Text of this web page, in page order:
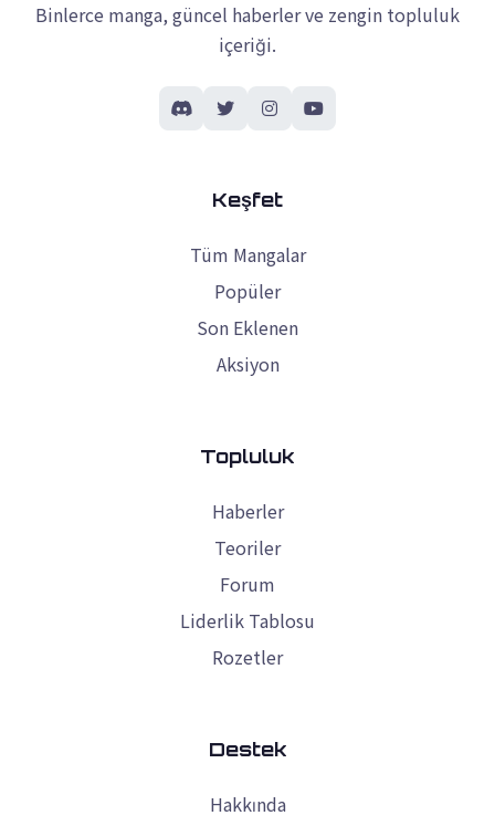
Binlerce manga, güncel haberler ve zengin topluluk
içeriği.
Keşfet
Tüm Mangalar
Popüler
Son Eklenen
Aksiyon
Topluluk
Haberler
Teoriler
Forum
Liderlik Tablosu
Rozetler
Destek
Hakkında